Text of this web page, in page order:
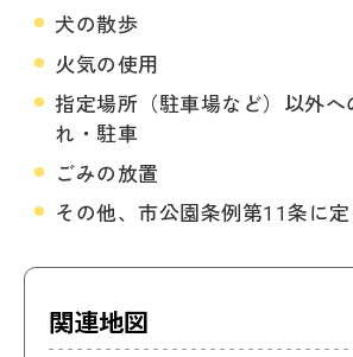
犬の散歩
火気の使用
指定場所（駐車場など）以外
れ・駐車
ごみの放置
その他、市公園条例第11条に
関連地図